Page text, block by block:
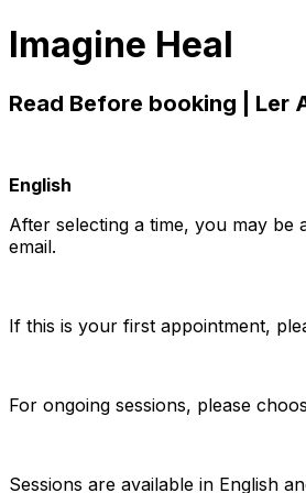
Imagine Heal
Read Before booking | Ler
English
After selecting a time, you may
email.
If this is your first appointment,
For ongoing sessions, please
Sessions are available in English